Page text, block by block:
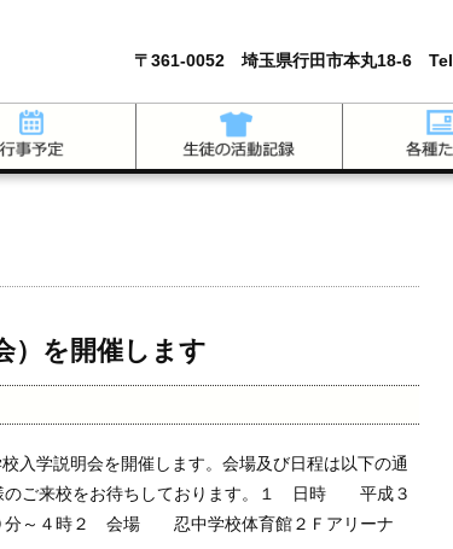
〒361-0052 埼玉県行田市本丸18-6 Tel
）を開催します
入学説明会を開催します。会場及び日程は以下の通
のご来校をお待ちしております。１ 日時 平成３
～４時２ 会場 忍中学校体育館２Ｆアリーナ